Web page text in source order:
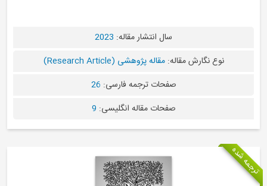
سال انتشار مقاله: 2023
نوع نگارش مقاله:مقاله پژوهشی (Research Article)
صفحات ترجمه فارسی: 26
صفحات مقاله انگلیسی: 9
ترجمه شده